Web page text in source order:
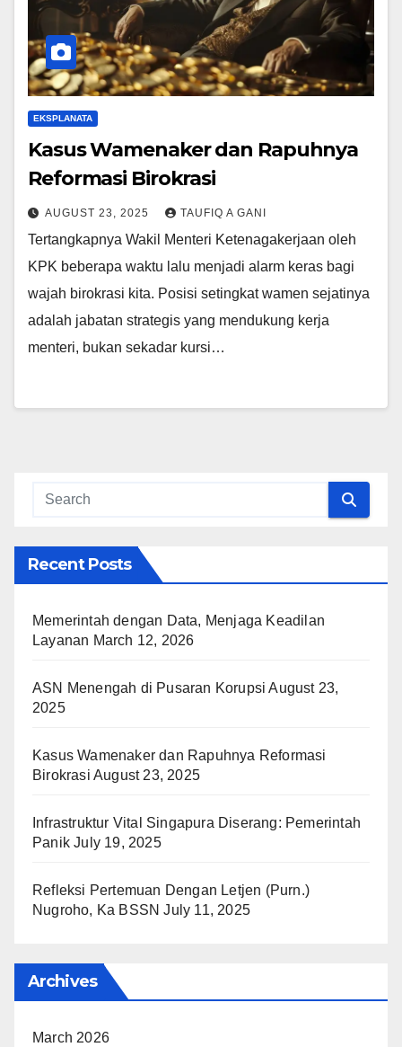
EKSPLANATA
Kasus Wamenaker dan Rapuhnya
Reformasi Birokrasi
AUGUST 23, 2025 TAUFIQ A GANI
Tertangkapnya Wakil Menteri Ketenagakerjaan oleh
KPK beberapa waktu lalu menjadi alarm keras bagi
wajah birokrasi kita. Posisi setingkat wamen sejatinya
adalah jabatan strategis yang mendukung kerja
menteri, bukan sekadar kursi…
Recent Posts
Memerintah dengan Data, Menjaga Keadilan
Layanan March 12, 2026
ASN Menengah di Pusaran Korupsi August 23,
2025
Kasus Wamenaker dan Rapuhnya Reformasi
Birokrasi August 23, 2025
Infrastruktur Vital Singapura Diserang: Pemerintah
Panik July 19, 2025
Refleksi Pertemuan Dengan Letjen (Purn.)
Nugroho, Ka BSSN July 11, 2025
Archives
March 2026